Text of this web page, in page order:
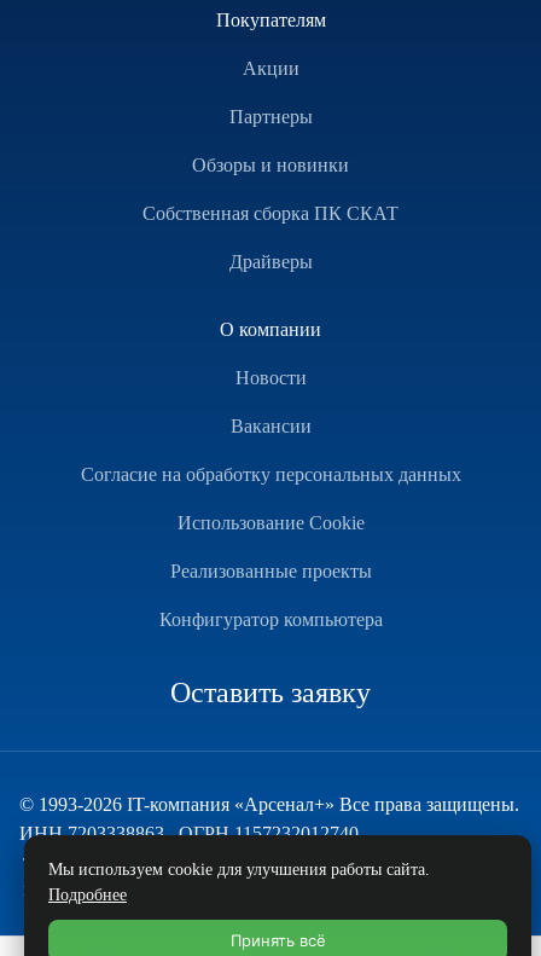
Покупателям
Акции
Партнеры
Обзоры и новинки
Собственная сборка ПК СКАТ
Драйверы
О компании
Новости
Вакансии
Согласие на обработку персональных данных
Использование Cookie
Реализованные проекты
Конфигуратор компьютера
Оставить заявку
© 1993-2026 IT-компания «Арсенал+» Все права защищены.
ИНН 7203338863 , ОГРН 1157232012740
Техническая поддержка
и развитие — ECHO
Мы используем cookie для улучшения работы сайта.
Подробнее
Принять всё